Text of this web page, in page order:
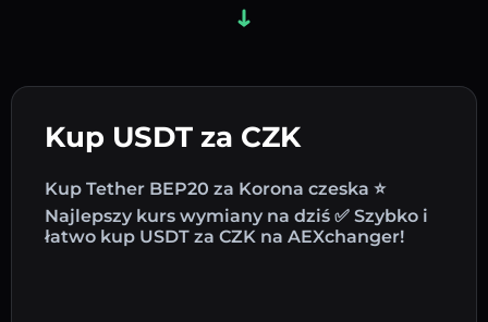
Kup USDT za CZK
Kup Tether BEP20 za Korona czeska ⭐
Najlepszy kurs wymiany na dziś ✅ Szybko i
łatwo kup USDT za CZK na AEXchanger!